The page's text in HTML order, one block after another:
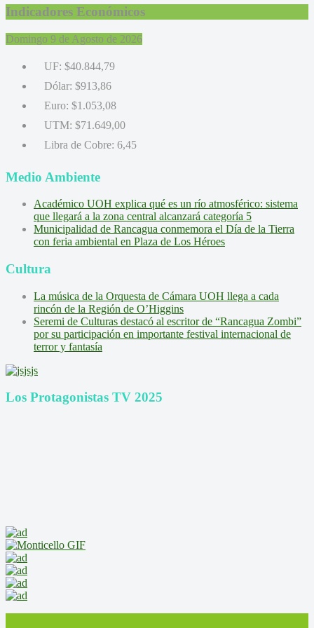
Indicadores Económicos
Domingo 9 de Agosto de 2026
UF: $40.844,79
Dólar: $913,86
Euro: $1.053,08
UTM: $71.649,00
Libra de Cobre: 6,45
Medio Ambiente
Académico UOH explica qué es un río atmosférico: sistema
que llegará a la zona central alcanzará categoría 5
Municipalidad de Rancagua conmemora el Día de la Tierra
con feria ambiental en Plaza de Los Héroes
Cultura
La música de la Orquesta de Cámara UOH llega a cada
rincón de la Región de O’Higgins
Seremi de Culturas destacó al escritor de “Rancagua Zombi”
por su participación en importante festival internacional de
terror y fantasía
Los Protagonistas TV 2025